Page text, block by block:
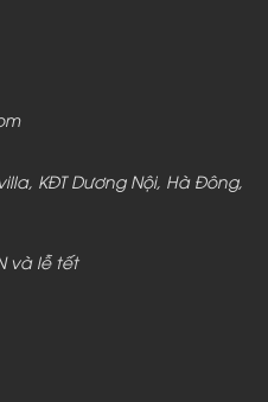
KĐT Dương Nội, Hà Đông,
và lễ tết